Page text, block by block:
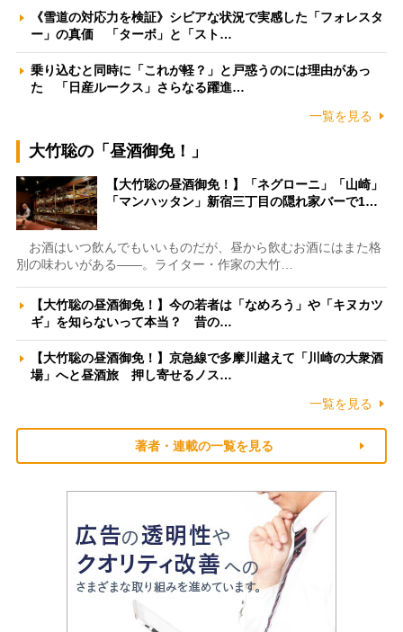
《雪道の対応力を検証》シビアな状況で実感した「フォレスタ
ー」の真価 「ターボ」と「スト…
乗り込むと同時に「これが軽？」と戸惑うのには理由があっ
た 「日産ルークス」さらなる躍進…
一覧を見る
大竹聡の「昼酒御免！」
【大竹聡の昼酒御免！】「ネグローニ」「山崎」
「マンハッタン」新宿三丁目の隠れ家バーで1…
お酒はいつ飲んでもいいものだが、昼から飲むお酒にはまた格
別の味わいがある――。ライター・作家の大竹…
【大竹聡の昼酒御免！】今の若者は「なめろう」や「キヌカツ
ギ」を知らないって本当？ 昔の…
【大竹聡の昼酒御免！】京急線で多摩川越えて「川崎の大衆酒
場」へと昼酒旅 押し寄せるノス…
一覧を見る
著者・連載の一覧を見る